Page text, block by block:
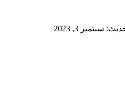
سبتمبر 3, 2023